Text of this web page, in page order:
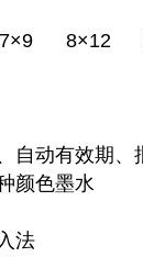
8×12
自动有效期
颜色墨水
法